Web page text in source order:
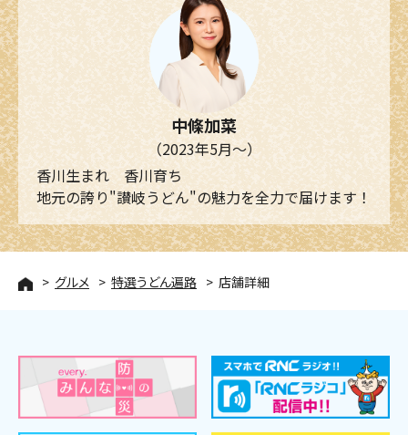
中條加菜
（2023年5月～）
香川生まれ 香川育ち
地元の誇り"讃岐うどん"の魅力を全力で届けます！
グルメ 特選うどん遍路 店舗詳細